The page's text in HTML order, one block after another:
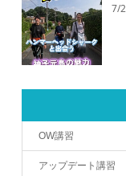
7/
OW講習
アップデート講習